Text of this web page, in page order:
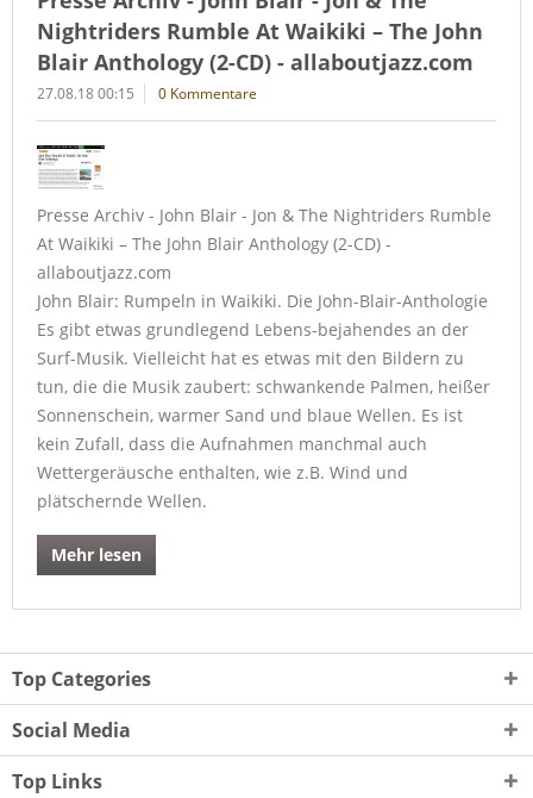
Nightriders Rumble At Waikiki – The John
Blair Anthology (2-CD) - allaboutjazz.com
27.08.18 00:15 0 Kommentare
Presse Archiv - John Blair - Jon & The Nightriders Rumble
At Waikiki – The John Blair Anthology (2-CD) -
allaboutjazz.com
John Blair: Rumpeln in Waikiki. Die John-Blair-Anthologie
Es gibt etwas grundlegend Lebens-bejahendes an der
Surf-Musik. Vielleicht hat es etwas mit den Bildern zu
tun, die die Musik zaubert: schwankende Palmen, heißer
Sonnenschein, warmer Sand und blaue Wellen. Es ist
kein Zufall, dass die Aufnahmen manchmal auch
Wettergeräusche enthalten, wie z.B. Wind und
plätschernde Wellen.
Mehr lesen
Top Categories
Social Media
Top Links